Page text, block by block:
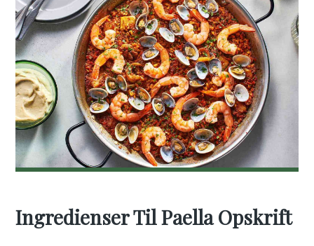
Ingredienser Til Paella Opskrift